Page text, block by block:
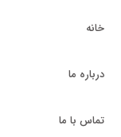
خانه
درباره ما
تماس با ما